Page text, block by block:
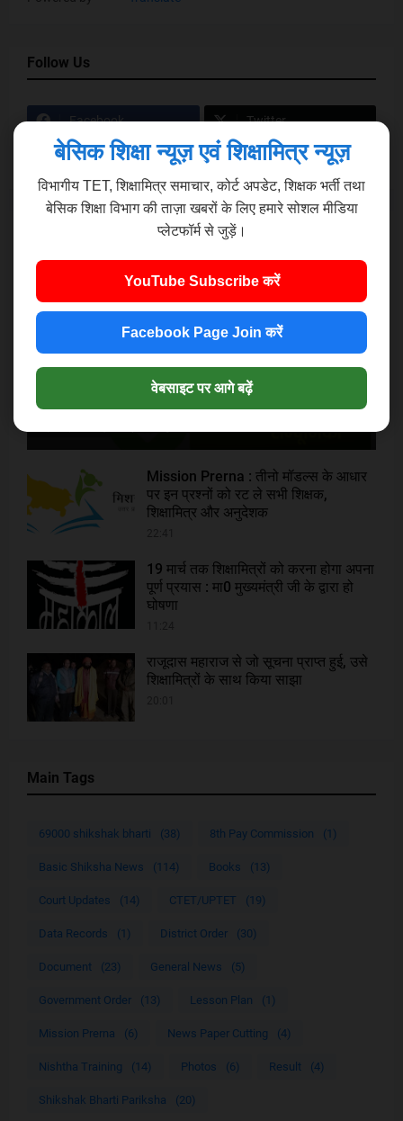
Follow Us
Facebook Twitter
YouTube Instagram
शिक्षामित्रों के लिए 14 अवकाश पर क्या बोले
महानिदेशक विजय किरन आनन्द जी।
Mission Prerna : तीनो मॉडल्स के आधार
पर इन प्रश्नों को रट ले सभी शिक्षक,
शिक्षामित्र और अनुदेशक
19 मार्च तक शिक्षामित्रों को करना होगा अपना
पूर्ण प्रयास : मा0 मुख्यमंत्री जी के द्वारा हो
घोषणा
राजूदास महाराज से जो सूचना प्राप्त हुई, उसे
शिक्षामित्रों के साथ किया साझा
Main Tags
69000 shikshak bharti (38) 8th Pay Commission (1)
Basic Shiksha News (114) Books (13)
Court Updates (14) CTET/UPTET (19)
Data Records (1) District Order (30)
Document (23) General News (5)
Government Order (13) Lesson Plan (1)
Mission Prerna (6) News Paper Cutting (4)
Nishtha Training (14) Photos (6) Result (4)
Shikshak Bharti Pariksha (20)
बेसिक शिक्षा न्यूज़ एवं शिक्षामित्र न्यूज़
विभागीय TET, शिक्षामित्र समाचार, कोर्ट अपडेट, शिक्षक भर्ती तथा
बेसिक शिक्षा विभाग की ताज़ा खबरों के लिए हमारे सोशल मीडिया
प्लेटफॉर्म से जुड़ें।
YouTube Subscribe करें
Facebook Page Join करें
वेबसाइट पर आगे बढ़ें